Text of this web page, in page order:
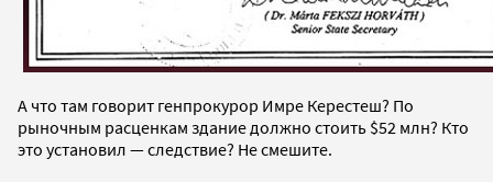
А что там говорит генпрокурор Имре Керестеш? По
рыночным расценкам здание должно стоить $52 млн? Кто
это установил — следствие? Не смешите.